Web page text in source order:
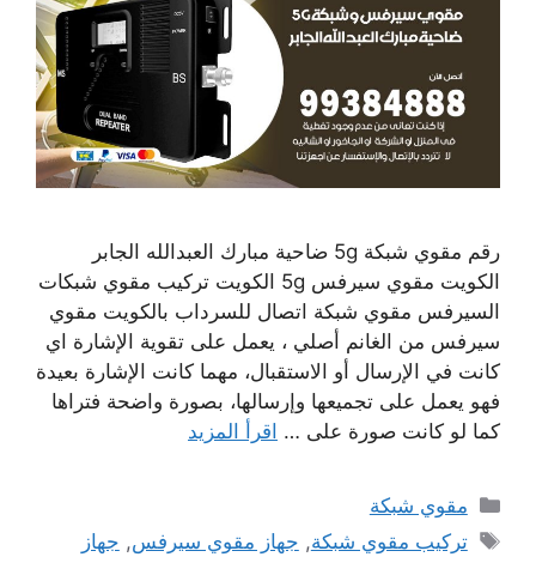
رقم مقوي شبكة 5g ضاحية مبارك العبدالله الجابر
الكويت مقوي سيرفس 5g الكويت تركيب مقوي شبكات
السيرفس مقوي شبكة اتصال للسرداب بالكويت مقوي
سيرفس من الغانم أصلي ، يعمل على تقوية الإشارة اي
كانت في الإرسال أو الاستقبال، مهما كانت الإشارة بعيدة
فهو يعمل على تجميعها وإرسالها، بصورة واضحة فتراها
كما لو كانت صورة على … اقرأ المزيد
التصنيفات
مقوي شبكة
الوسوم
تركيب مقوي شبكة, جهاز مقوي سيرفس, جهاز